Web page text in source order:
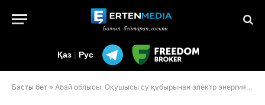
Қаз | Рус
Басты бет » Абай облысы. Оқушысы су құбырынан электр энергиясын өндіру жүйесін әзірледі